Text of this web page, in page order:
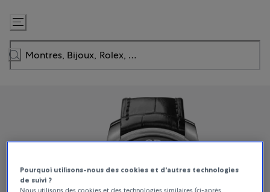
Passer
au
contenu
Pourquoi utilisons-nous des cookies et d'autres technologies
de suivi ?
Nous utilisons des cookies et des technologies similaires (ci-après